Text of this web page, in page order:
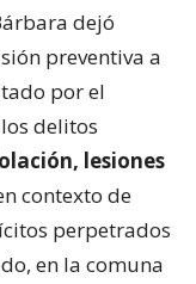
dejó
preventiva a
por el
delitos
lesiones
contexto de
perpetrados
en la comuna